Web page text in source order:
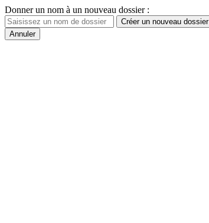
Donner un nom à un nouveau dossier :
Créer un nouveau dossier
Annuler